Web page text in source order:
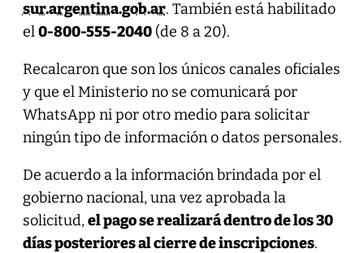
sur.argentina.gob.ar. También está habilitado
el0-800-555-2040(de 8 a 20).
Recalcaron que son los únicos canales oficiales
y que el Ministerio no se comunicará por
WhatsApp ni por otro medio para solicitar
ningún tipo de información o datos personales.
De acuerdo a la información brindada por el
gobierno nacional, una vez aprobada la
solicitud,el pago se realizará dentro de los 30
días posteriores al cierre de inscripciones.